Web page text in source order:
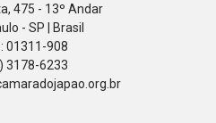
475 - 13º Andar
- SP | Brasil
01311-908
3178-6233